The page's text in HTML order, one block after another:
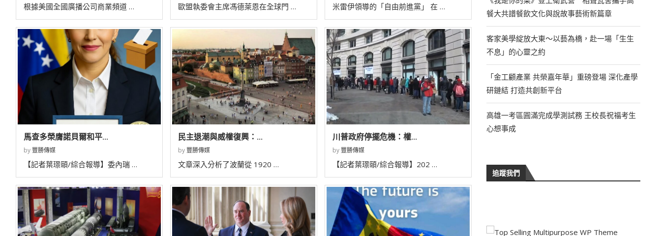
根據美國全國廣播公司商業頻道 … 歐盟執委會主席馮德萊恩在全球門 … 米雷伊領導的「自由前進黨」 在 …
馬查多榮膺諾貝爾和平...
by 豐勝傳媒
【記者葉璟頤/綜合報導】委內瑞 …
民主退潮與威權復興：...
by 豐勝傳媒
文章深入分析了波蘭從 1920 …
川普政府停擺危機：權...
by 豐勝傳媒
【記者葉璟頤/綜合報導】202 …
餐大共譜餐飲文化與說故事藝術新篇章
客家美學綻放大東～以藝為橋，赴一場「生生
不息」的心靈之約
「金工顧產業 共榮嘉年華」重磅登場 深化產學
研鏈結 打造共創新平台
高雄一考區圓滿完成學測試務 王校長祝福考生
心想事成
追蹤我們